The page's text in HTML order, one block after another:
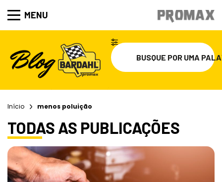
MENU
Início menos poluição
TODAS AS PUBLICAÇÕES